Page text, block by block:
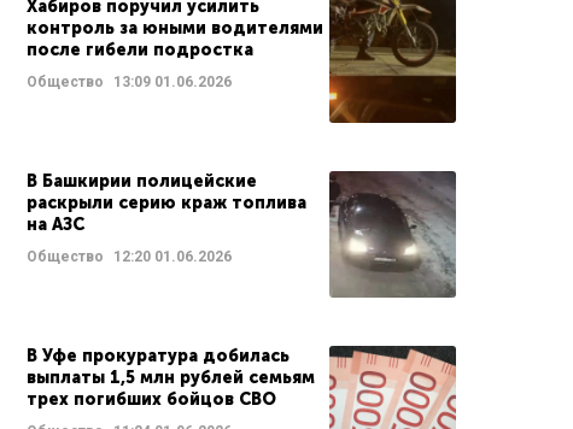
Хабиров поручил усилить
контроль за юными водителями
после гибели подростка
Общество 13:09 01.06.2026
В Башкирии полицейские
раскрыли серию краж топлива
на АЗС
Общество 12:20 01.06.2026
В Уфе прокуратура добилась
выплаты 1,5 млн рублей семьям
трех погибших бойцов СВО